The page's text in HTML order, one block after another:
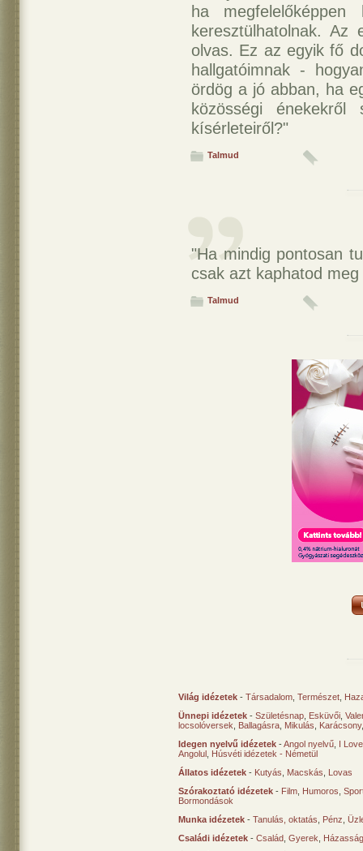
ha
keresztülhatolnak.
olvas. Ez az egyik fő
hallgatóimnak -
ördög a jó abban, ha
közösségi
kísérleteiről?"
Talmud
"Ha mindig pontosan
csak azt kaphatod meg
Talmud
Világ idézetek - Társadalom Természet
Ünnepi idézetek - Születésnap Esküvői
locsolóversek
Ballagásra Mikulás Karácsony
Idegen nyelvű idézetek -Angol nyelvű I
Angolul Húsvéti idézetek - Németül
Állatos idézetek - Kutyás Macskás
Lovas
Szórakoztató idézetek - Film Humoros
Bormondások
Munka idézetek - Tanulás, oktatás Pénz
Családi idézetek - Család Gyerek